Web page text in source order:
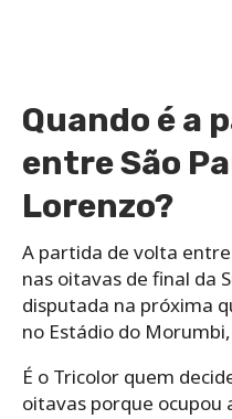
Quando é a
entre São
Lorenzo?
A partida de volta entre
nas oitavas de final da
disputada na próxima
no Estádio do
É o Tricolor quem
oitavas porque ocupou